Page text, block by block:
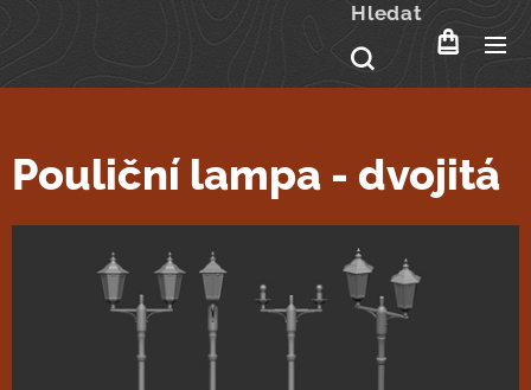
Hledat
Pouliční lampa - dvojitá